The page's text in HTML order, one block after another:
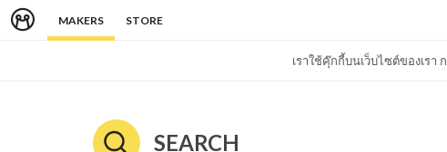
MAKERS STORE
เราใช้คุ๊กกี้บนเว็บไซต์ของเร
SEARCH